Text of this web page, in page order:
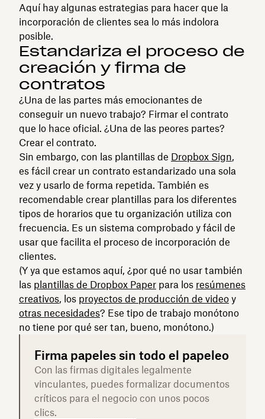
Aquí hay algunas estrategias para hacer que la
incorporación de clientes sea lo más indolora
posible.
Estandariza el proceso de
creación y firma de
contratos
¿Una de las partes más emocionantes de
conseguir un nuevo trabajo? Firmar el contrato
que lo hace oficial. ¿Una de las peores partes?
Crear el contrato.
Sin embargo, con las plantillas de Dropbox Sign,
es fácil crear un contrato estandarizado una sola
vez y usarlo de forma repetida. También es
recomendable crear plantillas para los diferentes
tipos de horarios que tu organización utiliza con
frecuencia. Es un sistema comprobado y fácil de
usar que facilita el proceso de incorporación de
clientes.
(Y ya que estamos aquí, ¿por qué no usar también
las plantillas de Dropbox Paper para los resúmenes
creativos, los proyectos de producción de video y
otras necesidades? Ese tipo de trabajo monótono
no tiene por qué ser tan, bueno, monótono.)
Firma papeles sin todo el papeleo
Con las firmas digitales legalmente
vinculantes, puedes formalizar documentos
críticos para el negocio con unos pocos
clics.